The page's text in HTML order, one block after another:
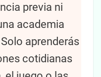
previa ni
academia
aprenderás
cotidianas